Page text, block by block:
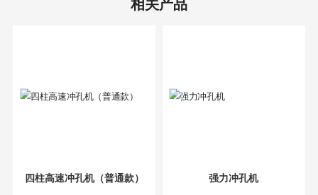
相关产品
四柱高速冲孔机（普通款） 强力冲孔机